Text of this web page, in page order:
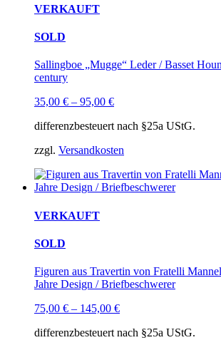
VERKAUFT
SOLD
Sallingboe „Mugge“ Leder / Basset
century
35,00 € – 95,00 €
differenzbesteuert nach §25a UStG.
zzgl. Versandkosten
VERKAUFT
SOLD
Figuren aus Travertin von Fratelli
Jahre Design / Briefbeschwerer
75,00 € – 145,00 €
differenzbesteuert nach §25a UStG.